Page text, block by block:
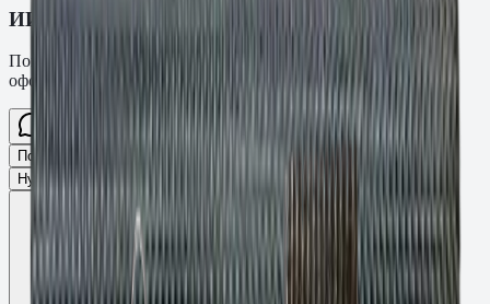
ИИ-консультант Fasty
Помогу подобрать товар, расскажу характеристики и
оформлю заявку.
Разговор
Подобрать размер
Для какого основания?
Какая нагрузка?
Нужен ТС/ТО